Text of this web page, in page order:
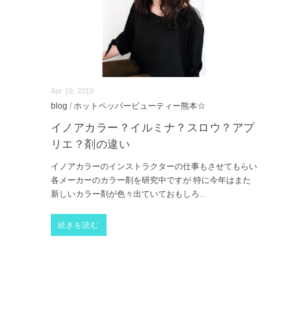
Apr 19, 2019
blog / ホットペッパービューティー熊本☆
イノアカラー？イルミナ？スロウ？アプ
リエ？剤の違い
イノアカラーのインストラクターの仕事もさせてもらい
各メーカーのカラー剤を研究中ですが 特に今年はまた
新しいカラー剤が色々出ていておもしろ...
続きを読む